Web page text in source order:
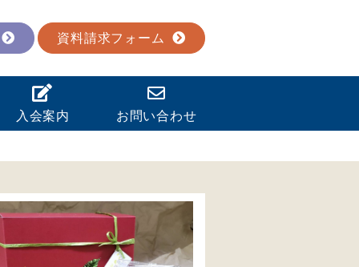
資料請求フォーム
入会案内 お問い合わせ